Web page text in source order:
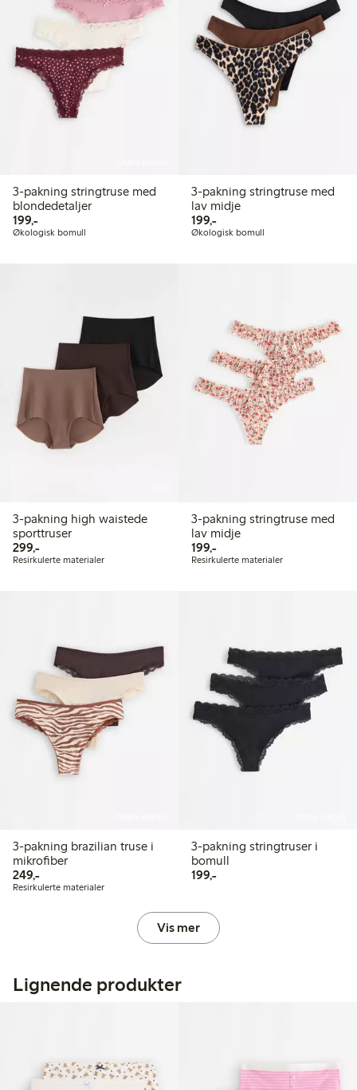
3-pakning stringtruse med
blondedetaljer
199,-199,00 kr
Økologisk bomull
3-pakning stringtruse med
lav midje
199,-199,00 kr
Økologisk bomull
3-pakning high waistede
sporttruser
299,-299,00 kr
Resirkulerte materialer
3-pakning stringtruse med
lav midje
199,-199,00 kr
Resirkulerte materialer
3-pakning brazilian truse i
mikrofiber
249,-249,00 kr
Resirkulerte materialer
3-pakning stringtruser i
bomull
199,-199,00 kr
Vis mer
Lignende produkter